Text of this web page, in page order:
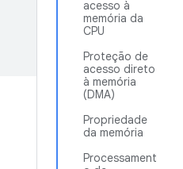
acesso à
memória da
CPU
Proteção de
acesso direto
à memória
(DMA)
Propriedade
da memória
Processament